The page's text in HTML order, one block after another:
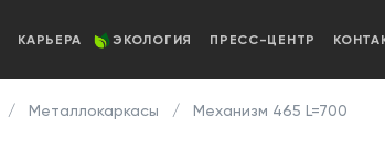
КАРЬЕРА ЭКОЛОГИЯ ПРЕСС-ЦЕНТР
Металлокаркасы Механизм 465 L=700